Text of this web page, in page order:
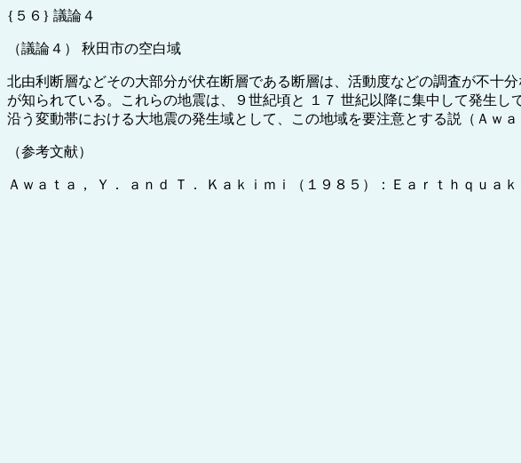
{５６} 議論４
（議論４） 秋田市の空白域
北由利断層などその大部分が伏在断層である断層は、活動度などの調査が不十
が知られている。これらの地震は、９世紀頃と １７ 世紀以降に集中して発生
沿う変動帯における大地震の発生域として、この地域を要注意とする説（Ａｗ
（参考文献）
Ａｗａｔａ， Ｙ． ａｎｄ Ｔ． Ｋａｋｉｍｉ（１９８５）：Ｅａｒｔｈｑｕａ